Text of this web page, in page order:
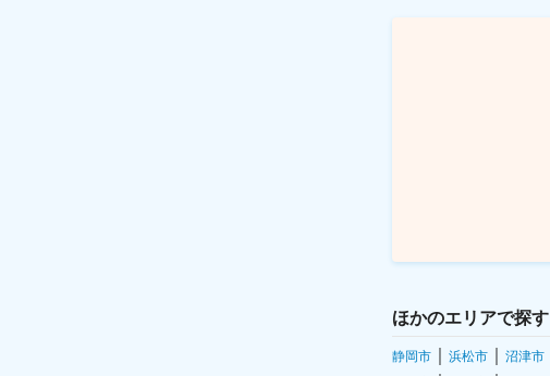
ほかのエリアで探す
静岡市 浜松市 沼津市